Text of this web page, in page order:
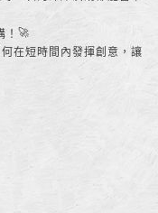
在短時間內發揮創意，讓